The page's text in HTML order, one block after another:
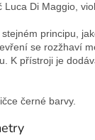
Luca Di Maggio,
principu,
se rozžhaví
K přístroji je
černé barvy.